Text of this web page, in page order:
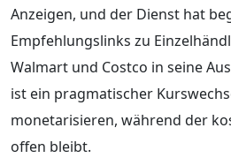
Anzeigen, und der Dienst hat
Empfehlungslinks zu
Walmart und Costco in seine
ist ein pragmatischer
monetarisieren, während der
offen bleibt.